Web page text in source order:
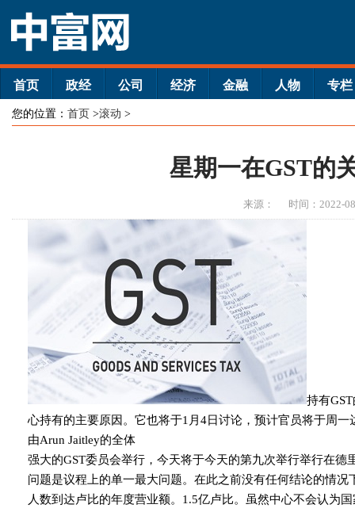
首页 政经 公司 经济 金融 人物 专栏
您的位置： 首页 >滚动 >
星期一在GST的
来源： 时间：2022-
持有
心持有的主要原因。它也将于1月4日讨论，预计官员将于周
由Arun Jaitley的全体
强大的GST委员会举行，今天将于今天的第九次举行举行在德
问题是议程上的单一最大问题。在此之前没有任何结论的情
人数到达卢比的年度营业额。1.5亿卢比。虽然中心不会认为